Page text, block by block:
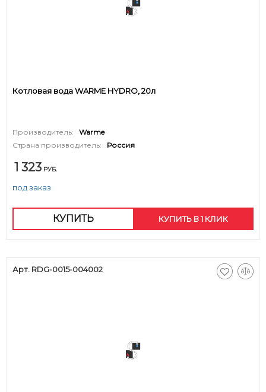
Котловая вода WARME HYDRO, 20л
Производитель:
Warme
Страна производитель:
Россия
1 323 РУБ.
под заказ
КУПИТЬ КУПИТЬ В 1 КЛИК
Арт. RDG-0015-004002